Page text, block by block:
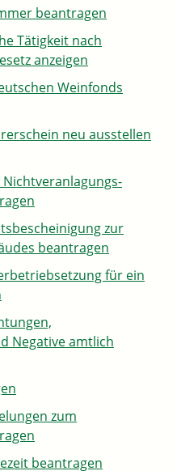
beantragen
Tätigkeit nach
anzeigen
Weinfonds
neu ausstellen
zur
beantragen
für ein
Negative amtlich
zum
beantragen